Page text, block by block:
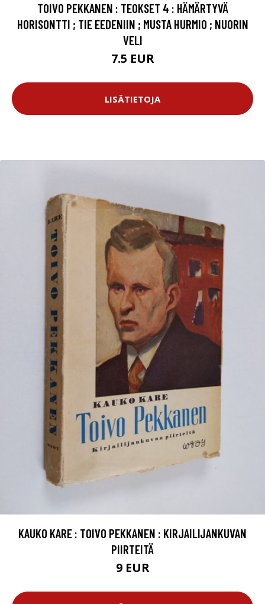
TOIVO PEKKANEN : TEOKSET 4 : HÄMÄRTYVÄ
HORISONTTI ; TIE EEDENIIN ; MUSTA HURMIO ; NUORIN
VELI
7.5 EUR
LISÄTIETOJA
KAUKO KARE : TOIVO PEKKANEN : KIRJAILIJANKUVAN
PIIRTEITÄ
9 EUR